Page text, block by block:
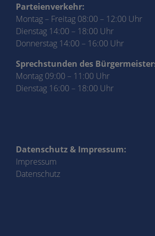
Parteienverkehr:
Montag – Freitag 08:00 – 12:00 Uhr
Dienstag 14:00 – 18:00 Uhr
Donnerstag 14:00 – 16:00 Uhr
Sprechstunden des
Montag 09:00 – 11:00 Uhr
Dienstag 16:00 – 18:00 Uhr
Datenschutz & Impressum:
Impressum
Datenschutz